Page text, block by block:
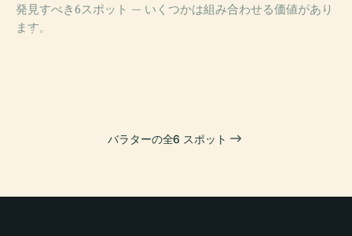
発見すべき6スポット — いくつかは組み合わせる価値があり
ます。PLACE
PLACE
バラターの全6 スポット